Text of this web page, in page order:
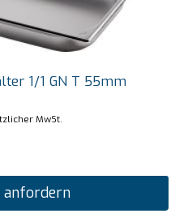
1/1 GN T 55mm
MwSt.